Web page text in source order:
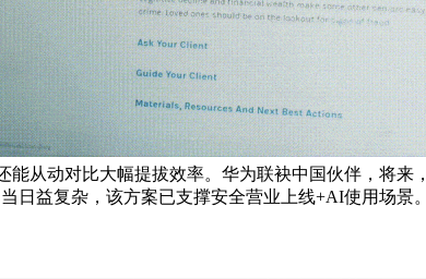
从动对比大幅提拔效率。华为联袂中国伙伴，将
日益复杂，该方案已支撑安全营业上线+AI使用场景